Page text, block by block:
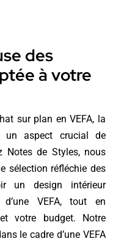
des
à votre
sur plan en VEFA, la
un aspect crucial de
Notes de Styles, nous
sélection réfléchie des
un design intérieur
VEFA, tout en
votre budget. Notre
le cadre d’une VEFA